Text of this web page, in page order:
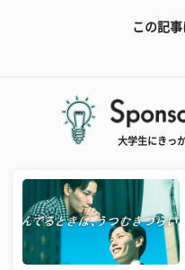
この記
大学生にきっ